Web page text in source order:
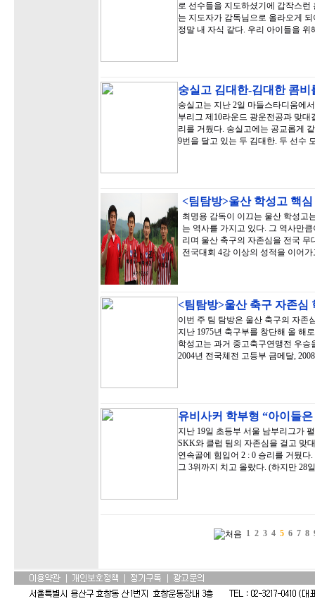
로 선수들을 지도하셨기에 갑작스
는 지도자가 감독님으로 올라오게
정말 내 자식 같다. 우리 아이들을
숭실고 김대한-김대한 콤
숭실고는 지난 2일 마들스타디움에
부리그 제10라운드 광운전공과 맞
리를 거뒀다. 숭실고에는 공교롭게
9번을 달고 있는 두 김대한. 두 선수
<팀탐방>울산 학성고 핵
최명용 감독이 이끄는 울산 학성고
는 역사를 가지고 있다. 그 역사만
리며 울산 축구의 자존심을 전국
전국대회 4강 이상의 성적을 이어
<팀탐방>울산 축구 자존심
이번 주 팀 탐방은 울산 축구의 자존
지난 1975년 축구부를 창단해 올 해
학성고는 과거 중고축구연맹전 우
2004년 전국체전 고등부 금메달,
유비사커 학부형 “아이들
지난 19일 초등부 서울 남부리그가
SKK와 클럽 팀의 자존심을 걸고 맞
연속골에 힘입어 2 : 0 승리를 거뒀
그 3위까지 치고 올랐다. (하지만 28
1 2 3 4 5 6 7 8